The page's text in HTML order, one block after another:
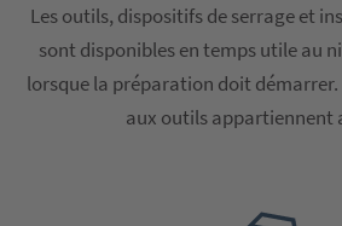
Les outils, dispositifs de serrage et
sont disponibles en temps utile au
lorsque la préparation doit
aux outils appartiennent